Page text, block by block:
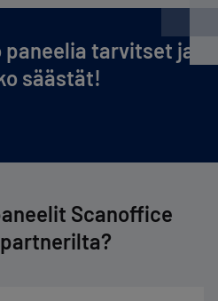
tarvitset ja
säästät!
Scanoffice